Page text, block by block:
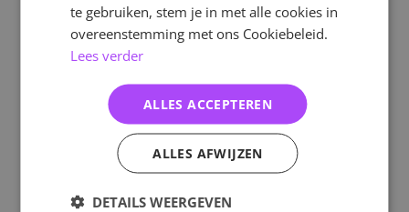
te gebruiken, stem je in met alle cookies in
overeenstemming met ons Cookiebeleid.
Lees verder
ALLES ACCEPTEREN
ALLES AFWIJZEN
DETAILS WEERGEVEN